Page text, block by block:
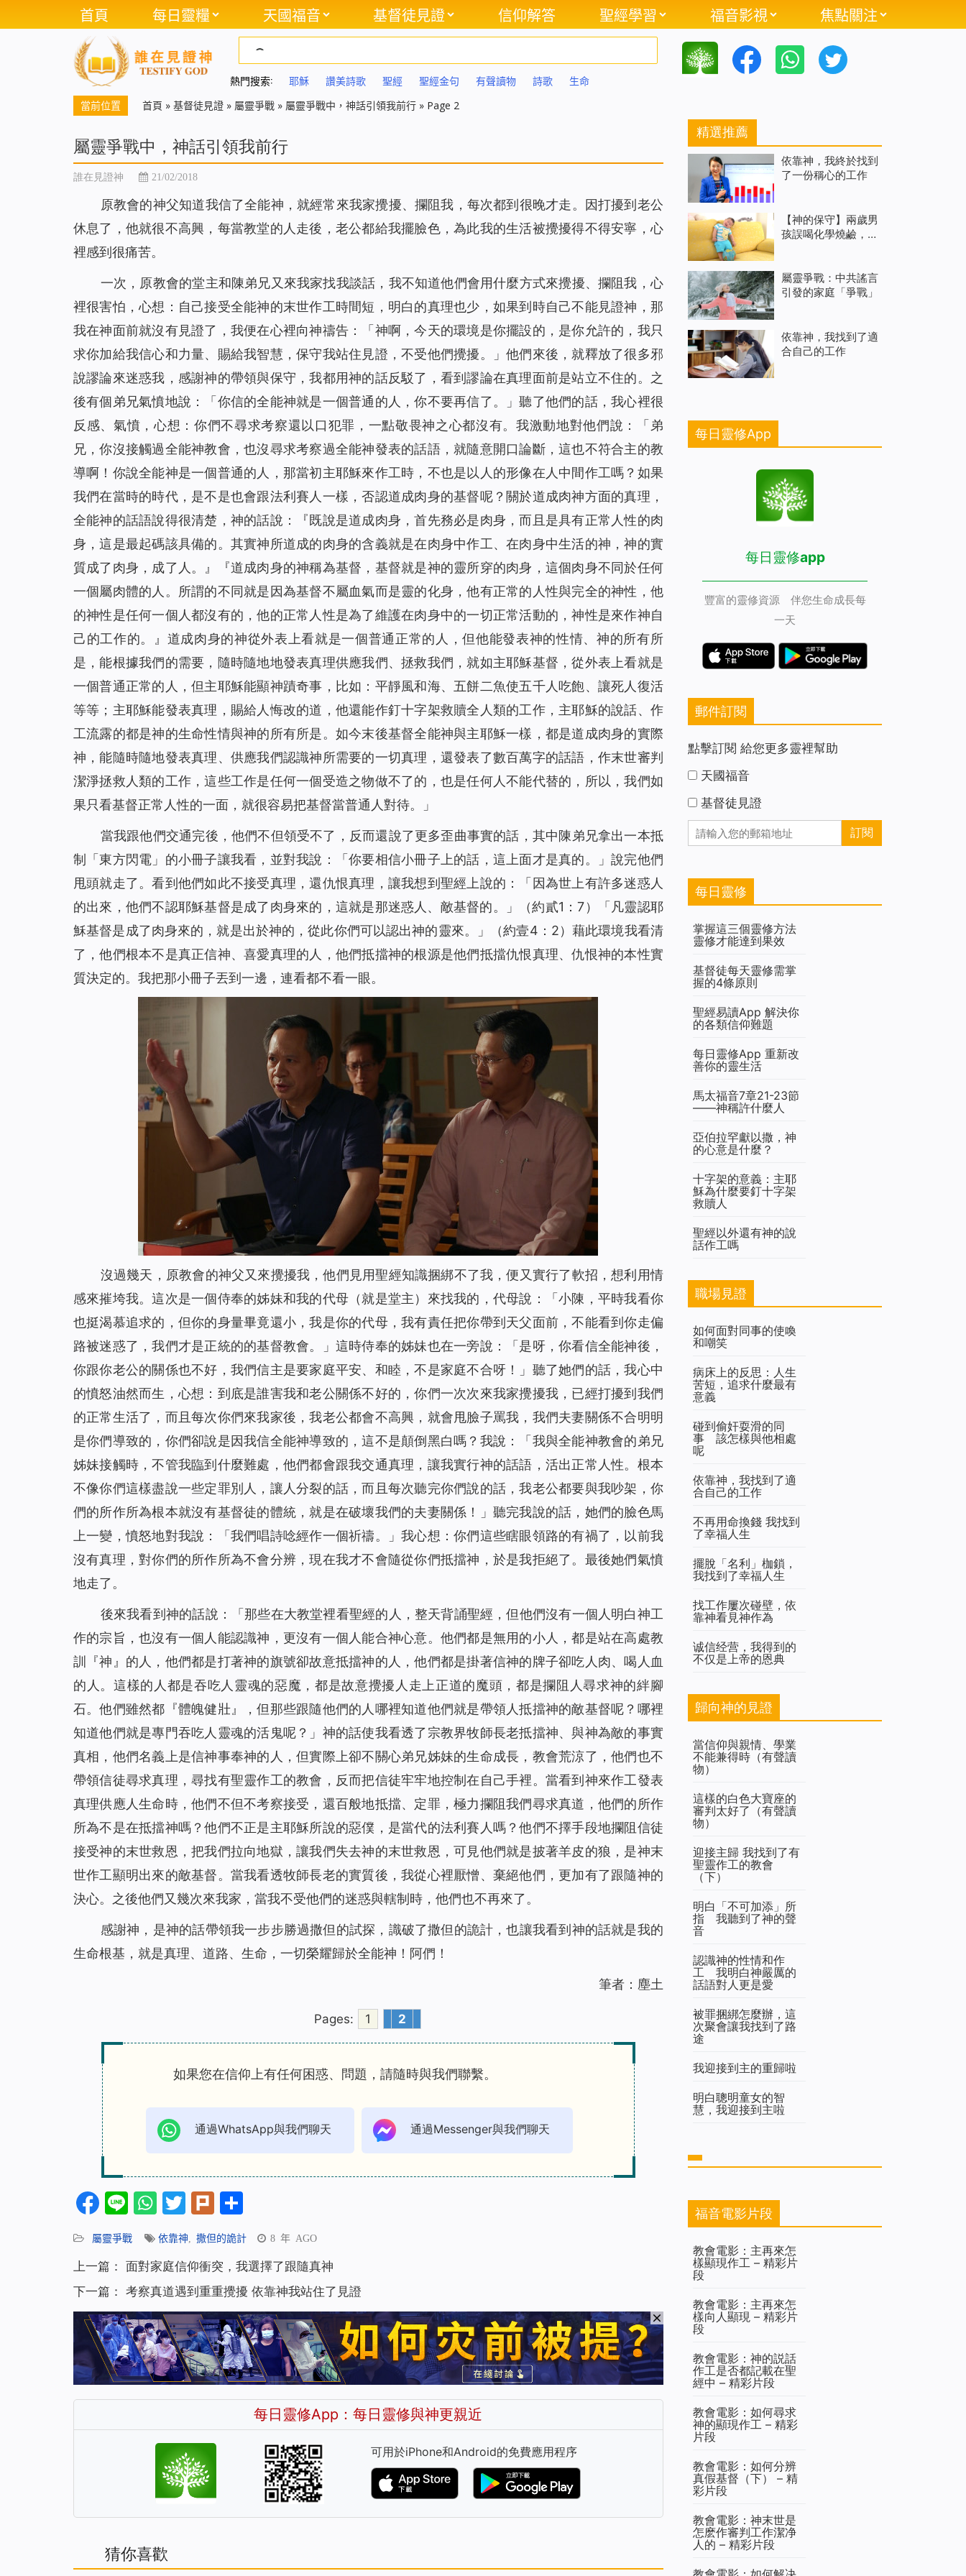
首頁 每日靈糧 天國福音 基督徒見證 信仰解答 聖經學習 福音影視 焦點關注
熱門搜索: 耶穌 讚美詩歌 聖經 聖經金句 有聲讀物 詩歌 生命
當前位置 首頁 » 基督徒見證 » 屬靈爭戰 » 屬靈爭戰中，神話引領我前行 » Page 2
屬靈爭戰中，神話引領我前行
誰在見證神 21/02/2018
原教會的神父知道我信了全能神，就經常來我家攪擾、攔阻我，每次都到很晚才走。因打擾到老公
休息了，他就很不高興，每當教堂的人走後，老公都給我擺臉色，為此我的生活被攪擾得不得安寧，心
裡感到很痛苦。
一次，原教會的堂主和陳弟兄又來我家找我談話，我不知道他們會用什麼方式來攪擾、攔阻我，心
裡很害怕，心想：自己接受全能神的末世作工時間短，明白的真理也少，如果到時自己不能見證神，那
我在神面前就沒有見證了，我便在心裡向神禱告：「神啊，今天的環境是你擺設的，是你允許的，我只
求你加給我信心和力量、賜給我智慧，保守我站住見證，不受他們攪擾。」他們來後，就釋放了很多邪
說謬論來迷惑我，感謝神的帶領與保守，我都用神的話反駁了，看到謬論在真理面前是站立不住的。之
後有個弟兄氣憤地說：「你信的全能神就是一個普通的人，你不要再信了。」聽了他們的話，我心裡很
反感、氣憤，心想：你們不尋求考察還以口犯罪，一點敬畏神之心都沒有。我激動地對他們說：「弟
兄，你沒接觸過全能神教會，也沒尋求考察過全能神發表的話語，就隨意開口論斷，這也不符合主的教
導啊！你說全能神是一個普通的人，那當初主耶穌來作工時，不也是以人的形像在人中間作工嗎？如果
我們在當時的時代，是不是也會跟法利賽人一樣，否認道成肉身的基督呢？關於道成肉神方面的真理，
全能神的話語說得很清楚，神的話說：『既說是道成肉身，首先務必是肉身，而且是具有正常人性的肉
身，這是最起碼該具備的。其實神所道成的肉身的含義就是在肉身中作工、在肉身中生活的神，神的實
質成了肉身，成了人。
』『道成肉身的神稱為基督，基督就是神的靈所穿的肉身，這個肉身不同於任何
一個屬肉體的人。所謂的不同就是因為基督不屬血氣而是靈的化身，他有正常的人性與完全的神性，他
的神性是任何一個人都沒有的，他的正常人性是為了維護在肉身中的一切正常活動的，神性是來作神自
己的工作的。
』道成肉身的神從外表上看就是一個普通正常的人，但他能發表神的性情、神的所有所
是，能根據我們的需要，隨時隨地地發表真理供應我們、拯救我們，就如主耶穌基督，從外表上看就是
一個普通正常的人，但主耶穌能顯神蹟奇事，比如：平靜風和海、五餅二魚使五千人吃飽、讓死人復活
等等；主耶穌能發表真理，賜給人悔改的道，他還能作釘十字架救贖全人類的工作，主耶穌的說話、作
工流露的都是神的生命性情與神的所有所是。如今末後基督全能神與主耶穌一樣，都是道成肉身的實際
神，能隨時隨地發表真理、供應我們認識神所需要的一切真理，還發表了數百萬字的話語，作末世審判
潔淨拯救人類的工作，這些工作是任何一個受造之物做不了的，也是任何人不能代替的，所以，我們如
果只看基督正常人性的一面，就很容易把基督當普通人對待。」
當我跟他們交通完後，他們不但領受不了，反而還說了更多歪曲事實的話，其中陳弟兄拿出一本抵
制「東方閃電」的小冊子讓我看，並對我說：「你要相信小冊子上的話，這上面才是真的。」說完他們
甩頭就走了。看到他們如此不接受真理，還仇恨真理，讓我想到聖經上說的：「因為世上有許多迷惑人
的出來，他們不認耶穌基督是成了肉身來的，這就是那迷惑人、敵基督的。」（約貳1：7）「凡靈認耶
穌基督是成了肉身來的，就是出於神的，從此你們可以認出神的靈來。」（約壹4：2）藉此環境我看清
了，他們根本不是真正信神、喜愛真理的人，他們抵擋神的根源是他們抵擋仇恨真理、仇恨神的本性實
質決定的。我把那小冊子丟到一邊，連看都不看一眼。
沒過幾天，原教會的神父又來攪擾我，他們見用聖經知識捆綁不了我，便又實行了軟招，想利用情
感來摧垮我。這次是一個侍奉的姊妹和我的代母（就是堂主）來找我的，代母說：「小陳，平時我看你
也挺渴慕追求的，但你的身量畢竟還小，我是你的代母，我有責任把你帶到天父面前，不能看到你走偏
路被迷惑了，我們才是正統的的基督教會。」這時侍奉的姊妹也在一旁說：「是呀，你看信全能神後，
你跟你老公的關係也不好，我們信主是要家庭平安、和睦，不是家庭不合呀！」聽了她們的話，我心中
的憤怒油然而生，心想：到底是誰害我和老公關係不好的，你們一次次來我家攪擾我，已經打擾到我們
的正常生活了，而且每次你們來我家後，我老公都會不高興，就會甩臉子罵我，我們夫妻關係不合明明
是你們導致的，你們卻說是因我信全能神導致的，這不是顛倒黑白嗎？我說：「我與全能神教會的弟兄
姊妹接觸時，不管我臨到什麼難處，他們都會跟我交通真理，讓我實行神的話語，活出正常人性。根本
不像你們這樣盡說一些定罪別人，讓人分裂的話，而且每次聽完你們說的話，我老公都要與我吵架，你
們的所作所為根本就沒有基督徒的體統，就是在破壞我們的夫妻關係！」聽完我說的話，她們的臉色馬
上一變，憤怒地對我說：「我們唱詩唸經作一個祈禱。」我心想：你們這些瞎眼領路的有禍了，以前我
沒有真理，對你們的所作所為不會分辨，現在我才不會隨從你們抵擋神，於是我拒絕了。最後她們氣憤
地走了。
後來我看到神的話說：「那些在大教堂裡看聖經的人，整天背誦聖經，但他們沒有一個人明白神工
作的宗旨，也沒有一個人能認識神，更沒有一個人能合神心意。他們都是無用的小人，都是站在高處教
訓『神』的人，他們都是打著神的旗號卻故意抵擋神的人，他們都是掛著信神的牌子卻吃人肉、喝人血
的人。這樣的人都是吞吃人靈魂的惡魔，都是故意攪擾人走上正道的魔頭，都是攔阻人尋求神的絆腳
石。他們雖然都『體魄健壯』，但那些跟隨他們的人哪裡知道他們就是帶領人抵擋神的敵基督呢？哪裡
知道他們就是專門吞吃人靈魂的活鬼呢？ 」神的話使我看透了宗教界牧師長老抵擋神、與神為敵的事實
真相，他們名義上是信神事奉神的人，但實際上卻不關心弟兄姊妹的生命成長，教會荒涼了，他們也不
帶領信徒尋求真理，尋找有聖靈作工的教會，反而把信徒牢牢地控制在自己手裡。當看到神來作工發表
真理供應人生命時，他們不但不考察接受，還百般地抵擋、定罪，極力攔阻我們尋求真道，他們的所作
所為不是在抵擋神嗎？他們不正是主耶穌所說的惡僕，是當代的法利賽人嗎？他們不擇手段地攔阻信徒
接受神的末世救恩，把我們拉向地獄，讓我們失去神的末世救恩，可見他們就是披著羊皮的狼，是神末
世作工顯明出來的敵基督。當我看透牧師長老的實質後，我從心裡厭憎、棄絕他們，更加有了跟隨神的
決心。之後他們又幾次來我家，當我不受他們的迷惑與轄制時，他們也不再來了。
感謝神，是神的話帶領我一步步勝過撒但的試探，識破了撒但的詭計，也讓我看到神的話就是我的
生命根基，就是真理、道路、生命，一切榮耀歸於全能神！阿們！
筆者：塵土
Pages: 1 2
如果您在信仰上有任何困惑、問題，請隨時與我們聯繫。
通過WhatsApp與我們聊天 通過Messenger與我們聊天
Facebook
LineWhatsApp
Twitter
Plurk
享
屬靈爭戰 依靠神 撒但的詭計 8 年 AGO
上一篇： 面對家庭信仰衝突，我選擇了跟隨真神
下一篇： 考察真道遇到重重攪擾 依靠神我站住了見證
每日靈修App：每日靈修與神更親近
可用於iPhone和Android的免費應用程序
猜你喜歡
精選推薦
依靠神，我終於找到
了一份稱心的工作
【神的保守】兩歲男
孩誤喝化學燒鹼，食
屬靈爭戰：中共謠言
引發的家庭「爭戰」
依靠神，我找到了適
合自己的工作
每日靈修App
每日靈修app
豐富的靈修資源 伴您生命成長每
一天
郵件訂閱
點擊訂閱 給您更多靈裡幫助
天國福音
基督徒見證
每日靈修
掌握這三個靈修方法
靈修才能達到果效
基督徒每天靈修需掌
握的4條原則
聖經易讀App 解決你
的各類信仰難題
每日靈修App 重新改
善你的靈生活
馬太福音7章21-23節
——神稱許什麼人
亞伯拉罕獻以撒，神
的心意是什麼？
十字架的意義：主耶
穌為什麼要釘十字架
救贖人
聖經以外還有神的說
話作工嗎
職場見證
如何面對同事的使喚
和嘲笑
病床上的反思：人生
苦短，追求什麼最有
意義
碰到偷奸耍滑的同
事 該怎樣與他相處
呢
依靠神，我找到了適
合自己的工作
不再用命換錢 我找到
了幸福人生
擺脫「名利」枷鎖，
我找到了幸福人生
找工作屢次碰壁，依
靠神看見神作為
诚信经营，我得到的
不仅是上帝的恩典
歸向神的見證
當信仰與親情、學業
不能兼得時（有聲讀
物）
這樣的白色大寶座的
審判太好了（有聲讀
物）
迎接主歸 我找到了有
聖靈作工的教會
（下）
明白「不可加添」所
指 我聽到了神的聲
音
認識神的性情和作
工 我明白神嚴厲的
話語對人更是愛
被罪捆綁怎麼辦，這
次聚會讓我找到了路
途
我迎接到主的重歸啦
明白聰明童女的智
慧，我迎接到主啦
福音電影片段
教會電影：主再來怎
樣顯現作工 – 精彩片
段
教會電影：主再來怎
樣向人顯現 – 精彩片
段
教會電影：神的説話
作工是否都記載在聖
經中 – 精彩片段
教會電影：如何尋求
神的顯現作工 – 精彩
片段
教會電影：如何分辨
真假基督（下） – 精
彩片段
教會電影：神末世是
怎麽作審判工作潔净
人的 – 精彩片段